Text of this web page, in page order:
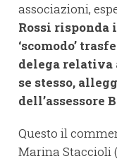
associazioni,
Rossi
‘scomodo’
delega relativa
se stesso,
dell’assessore
Questo il
Marina Staccioli